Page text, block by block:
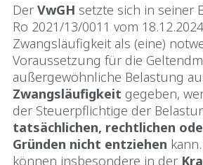
Der VwGH setzte sich in seiner
Ro 2021/13/0011 vom
Zwangsläufigkeit als (eine)
Voraussetzung für die
außergewöhnliche Belastung
Zwangsläufigkeit gegeben,
der Steuerpflichtige der
tatsächlichen, rechtlichen
Gründen nicht entziehen
können insbesondere in der